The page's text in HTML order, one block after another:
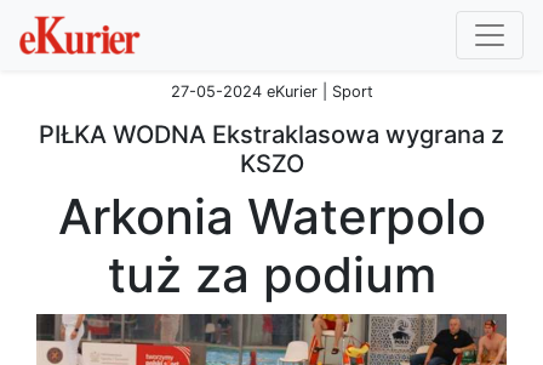
27-05-2024 eKurier | Sport
PIŁKA WODNA Ekstraklasowa wygrana z
KSZO
Arkonia Waterpolo
tuż za podium